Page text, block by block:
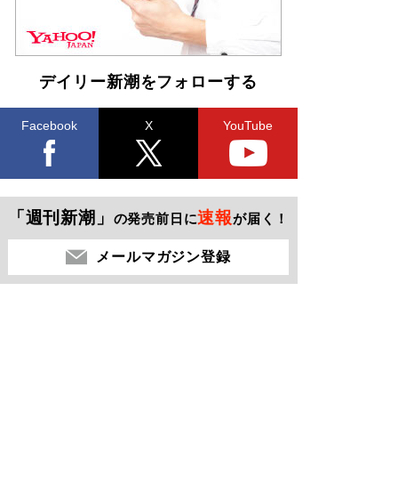
デイリー新潮をフォローする
Facebook X YouTube
「週刊新潮」 の発売前日に速報が届く！
メールマガジン登録